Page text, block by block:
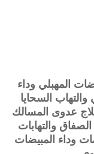
المهبلي وداء
السحايا
عدوى المسالك
الصفاق والتهابات
وداء المبيضات